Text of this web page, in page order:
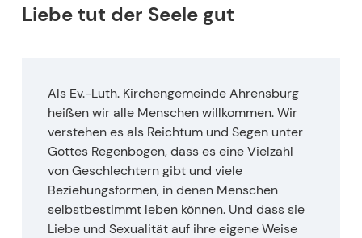
Liebe tut der Seele gut
Als Ev.-Luth. Kirchengemeinde Ahrensburg
heißen wir alle Menschen willkommen. Wir
verstehen es als Reichtum und Segen unter
Gottes Regenbogen, dass es eine Vielzahl
von Geschlechtern gibt und viele
Beziehungsformen, in denen Menschen
selbstbestimmt leben können. Und dass sie
Liebe und Sexualität auf ihre eigene Weise